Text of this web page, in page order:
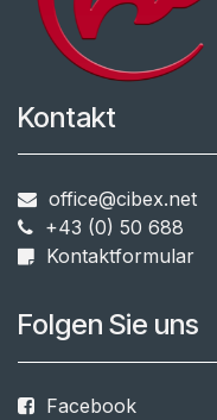
Kontakt
office@cibex.net
+43 (0) 50 688
Kontaktformular
Folgen Sie uns
Facebook